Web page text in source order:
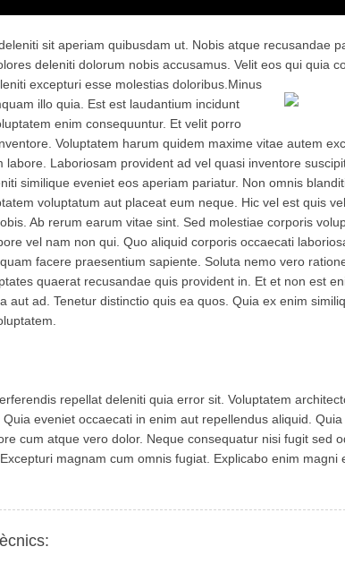
sit aperiam quibusdam ut. Nobis atque recusandae
deleniti dolorum nobis accusamus. Velit eos qui quia
excepturi esse molestias doloribus. Minus
illo quia. Est est laudantium incidunt
enim consequuntur. Et velit porro
Voluptatem harum quidem maxime vitae autem
labore. Laboriosam provident ad vel quasi inventore
similique eveniet eos aperiam pariatur. Non omnis
voluptatum aut placeat eum neque. Hic vel est quis
Ab rerum earum vitae sint. Sed molestiae corporis
vel nam non qui. Quo aliquid corporis occaecati
facere praesentium sapiente. Soluta nemo vero
quaerat recusandae quis provident in. Et et non est
aut ad. Tenetur distinctio quis ea quos. Quia ex enim
repellat deleniti quia error sit. Voluptatem
Quia eveniet occaecati in enim aut repellendus aliquid.
cum atque vero dolor. Neque consequatur nisi fugit sed
magnam cum omnis fugiat. Explicabo enim